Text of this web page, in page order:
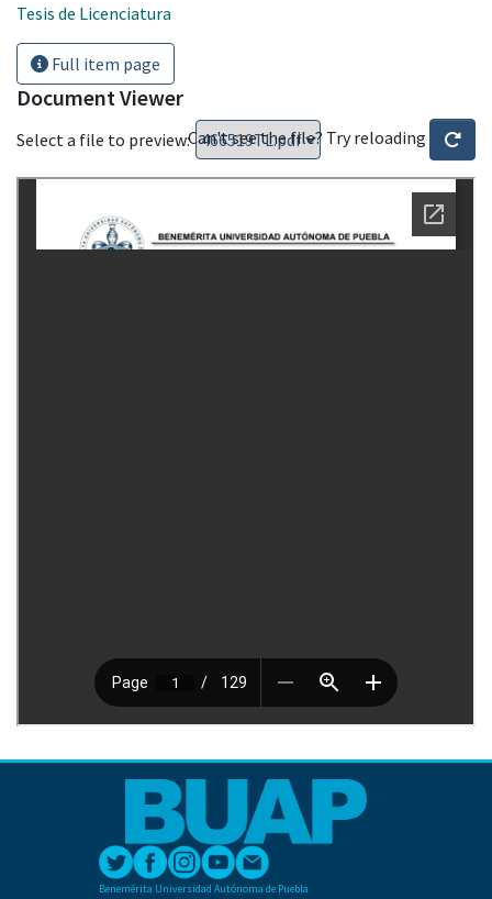
Tesis de Licenciatura
Full item page
Document Viewer
Select a file to preview:Can't see the file? Try reloading
Benemérita Universidad Autónoma de Puebla